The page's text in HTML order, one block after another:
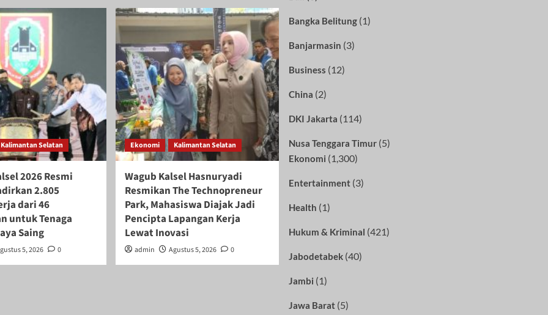
Kalimantan Selatan
2026 Resmi
2.805
dari 46
untuk Tenaga
Saing
5, 2026 0
Ekonomi Kalimantan Selatan
Wagub Kalsel Hasnuryadi
Resmikan The Technopreneur
Park, Mahasiswa Diajak Jadi
Pencipta Lapangan Kerja
Lewat Inovasi
admin Agustus 5, 2026 0
Bangka Belitung(1)
Banjarmasin (3)
Business (12)
China (2)
DKI Jakarta (114)
Nusa Tenggara Timur(5)
Ekonomi (1,300)
Entertainment(3)
Health (1)
Hukum & Kriminal (421)
Jabodetabek(40)
Jambi (1)
Jawa Barat(5)